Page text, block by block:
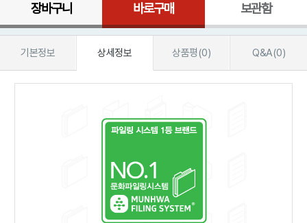
장바구니 바로구매 보관함
기본정보 상세정보 상품평(0) Q&A(0)